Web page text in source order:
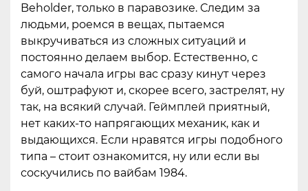
Beholder, только в паравозике. Следим за
людьми, роемся в вещах, пытаемся
выкручиваться из сложных ситуаций и
постоянно делаем выбор. Естественно, с
самого начала игры вас сразу кинут через
буй, оштрафуют и, скорее всего, застрелят, ну
так, на всякий случай. Геймплей приятный,
нет каких-то напрягающих механик, как и
выдающихся. Если нравятся игры подобного
типа – стоит ознакомится, ну или если вы
соскучились по вайбам 1984.